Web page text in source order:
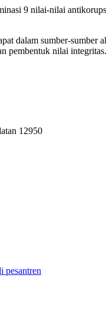
9 nilai-nilai
dalam sumber-sumber
pembentuk nilai integritas.
12950